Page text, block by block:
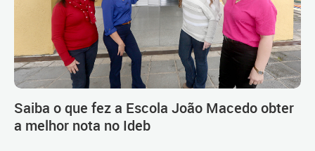
Saiba o que fez a Escola João Macedo obter
a melhor nota no Ideb